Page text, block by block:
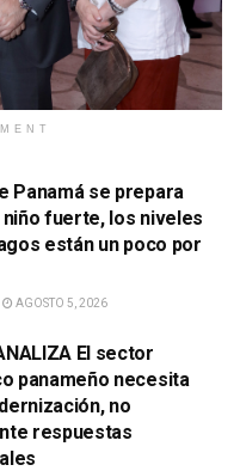
Panamá se prepara
niño fuerte, los niveles
están un poco por
AGOSTO 5, 2026
El sector
panameño necesita
no
respuestas